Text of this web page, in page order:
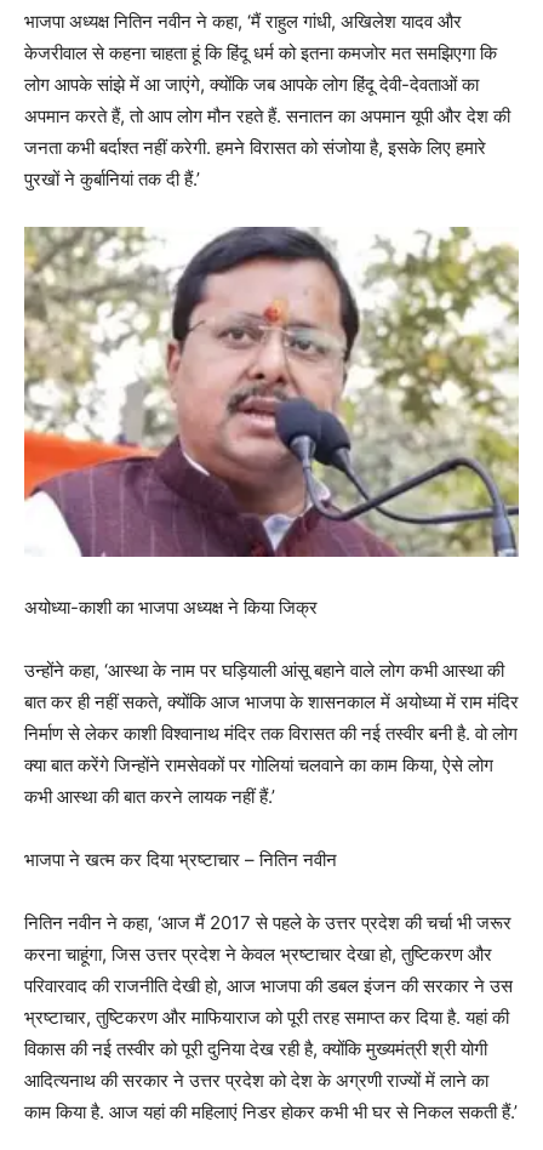
भाजपा अध्यक्ष नितिन नवीन ने कहा, ‘मैं राहुल गांधी, अखिलेश यादव और
केजरीवाल से कहना चाहता हूं कि हिंदू धर्म को इतना कमजोर मत समझिएगा कि
लोग आपके सांझे में आ जाएंगे, क्योंकि जब आपके लोग हिंदू देवी-देवताओं का
अपमान करते हैं, तो आप लोग मौन रहते हैं. सनातन का अपमान यूपी और देश की
जनता कभी बर्दाश्त नहीं करेगी. हमने विरासत को संजोया है, इसके लिए हमारे
पुरखों ने कुर्बानियां तक दी हैं.’
अयोध्या-काशी का भाजपा अध्यक्ष ने किया जिक्र
उन्होंने कहा, ‘आस्था के नाम पर घड़ियाली आंसू बहाने वाले लोग कभी आस्था की
बात कर ही नहीं सकते, क्योंकि आज भाजपा के शासनकाल में अयोध्या में राम मंदिर
निर्माण से लेकर काशी विश्वानाथ मंदिर तक विरासत की नई तस्वीर बनी है. वो लोग
क्या बात करेंगे जिन्होंने रामसेवकों पर गोलियां चलवाने का काम किया, ऐसे लोग
कभी आस्था की बात करने लायक नहीं हैं.’
भाजपा ने खत्म कर दिया भ्रष्टाचार – नितिन नवीन
नितिन नवीन ने कहा, ‘आज मैं 2017 से पहले के उत्तर प्रदेश की चर्चा भी जरूर
करना चाहूंगा, जिस उत्तर प्रदेश ने केवल भ्रष्टाचार देखा हो, तुष्टिकरण और
परिवारवाद की राजनीति देखी हो, आज भाजपा की डबल इंजन की सरकार ने उस
भ्रष्टाचार, तुष्टिकरण और माफियाराज को पूरी तरह समाप्त कर दिया है. यहां की
विकास की नई तस्वीर को पूरी दुनिया देख रही है, क्योंकि मुख्यमंत्री श्री योगी
आदित्यनाथ की सरकार ने उत्तर प्रदेश को देश के अग्रणी राज्यों में लाने का
काम किया है. आज यहां की महिलाएं निडर होकर कभी भी घर से निकल सकती हैं.’